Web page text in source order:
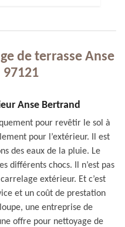
de terrasse Anse
97121
Anse Bertrand
pour revêtir le sol à
pour l’extérieur. Il est
des eaux de la pluie. Le
différents chocs. Il n’est pas
extérieur. Et c’est
et un coût de prestation
une entreprise de
offre pour nettoyage de